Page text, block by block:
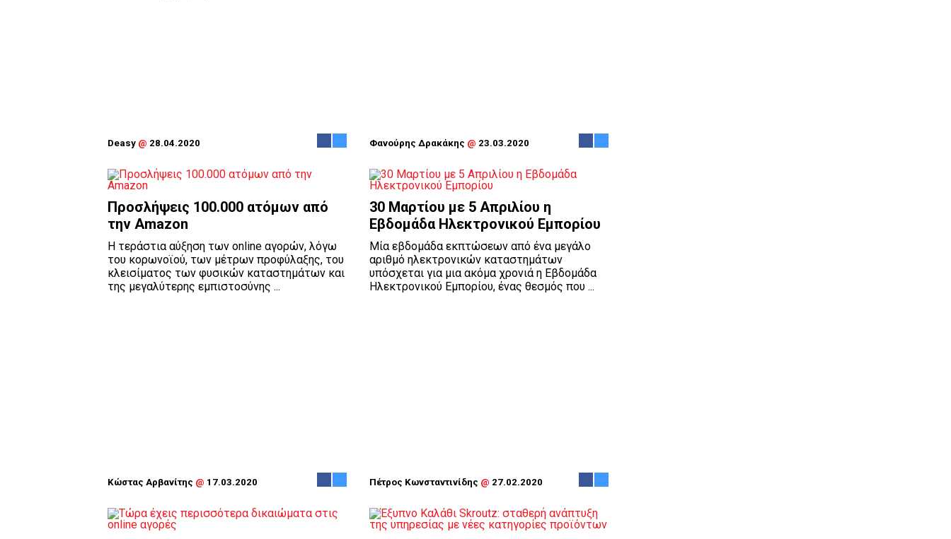
Deasy @ 28.04.2020 Φανούρης Δρακάκης @ 23.03.2020
Προσλήψεις 100.000 ατόμων από
την Amazon
Η τεράστια αύξηση των online αγορών, λόγω
του κορωνοϊού, των μέτρων προφύλαξης, του
κλεισίματος των φυσικών καταστημάτων και
της μεγαλύτερης εμπιστοσύνης ...
Κώστας Αρβανίτης @ 17.03.2020
30 Μαρτίου με 5 Απριλίου η
Εβδομάδα Ηλεκτρονικού Εμπορίου
Μία εβδομάδα εκπτώσεων από ένα μεγάλο
αριθμό ηλεκτρονικών καταστημάτων
υπόσχεται για μια ακόμα χρονιά η Εβδομάδα
Ηλεκτρονικού Εμπορίου, ένας θεσμός που ...
Πέτρος Κωνσταντινίδης @ 27.02.2020